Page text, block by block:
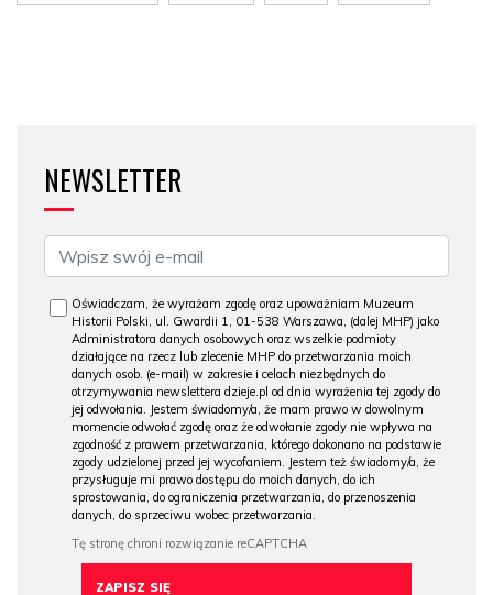
NEWSLETTER
Oświadczam, że wyrażam zgodę oraz upoważniam Muzeum
Historii Polski, ul. Gwardii 1, 01-538 Warszawa, (dalej MHP) jako
Administratora danych osobowych oraz wszelkie podmioty
działające na rzecz lub zlecenie MHP do przetwarzania moich
danych osob. (e-mail) w zakresie i celach niezbędnych do
otrzymywania newslettera dzieje.pl od dnia wyrażenia tej zgody do
jej odwołania. Jestem świadomy/a, że mam prawo w dowolnym
momencie odwołać zgodę oraz że odwołanie zgody nie wpływa na
zgodność z prawem przetwarzania, którego dokonano na podstawie
zgody udzielonej przed jej wycofaniem. Jestem też świadomy/a, że
przysługuje mi prawo dostępu do moich danych, do ich
sprostowania, do ograniczenia przetwarzania, do przenoszenia
danych, do sprzeciwu wobec przetwarzania.